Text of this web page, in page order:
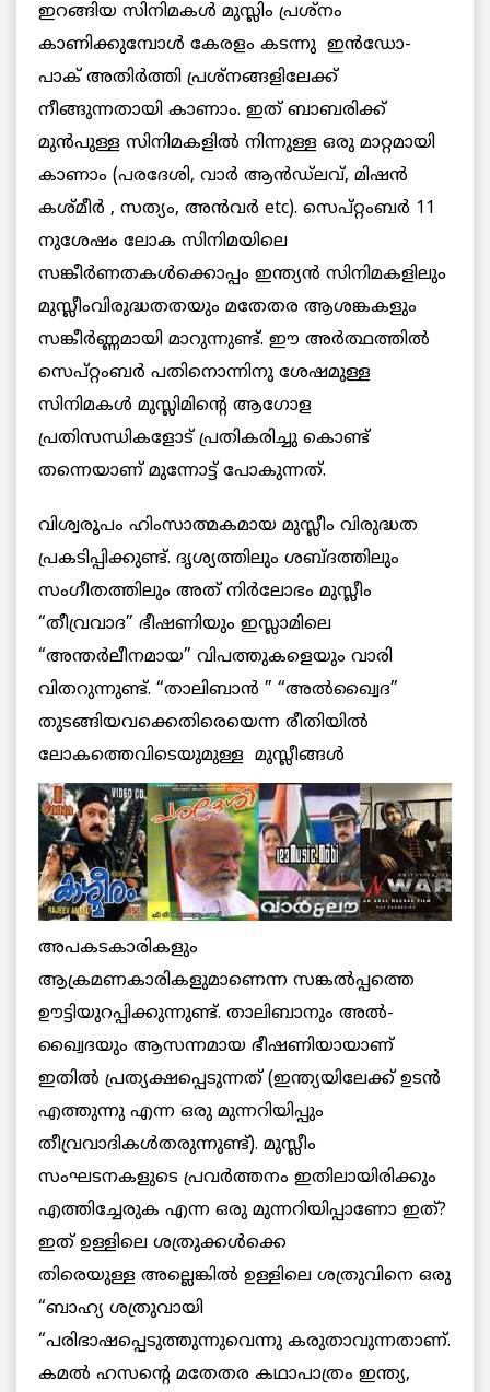
ഇറങ്ങിയ സിനിമകള്‍ മുസ്ലിം പ്രശ്നം
കാണിക്കുമ്പോള്‍ കേരളം കടന്നു ഇന്‍ഡോ-
പാക്‌ അതിര്‍ത്തി പ്രശ്നങ്ങളിലേക്ക്
നീങ്ങുന്നതായി കാണാം. ഇത് ബാബരിക്ക്
മുന്‍പുള്ള സിനിമകളില്‍ നിന്നുള്ള ഒരു മാറ്റമായി
കാണാം (പരദേശി, വാര്‍ ആന്‍ഡ്‌ലവ്, മിഷന്‍
കശ്മീര്‍ , സത്യം, അന്‍വര്‍ etc). സെപ്റ്റംബര്‍ 11
നുശേഷം ലോക സിനിമയിലെ
സങ്കീര്‍ണതകള്‍ക്കൊപ്പം ഇന്ത്യന്‍ സിനിമകളിലും
മുസ്ലീംവിരുദ്ധതതയും മതേതര ആശങ്കകളും
സങ്കീര്‍ണ്ണമായി മാറുന്നുണ്ട്. ഈ അര്‍ത്ഥത്തില്‍
സെപ്റ്റംബര്‍ പതിനൊന്നിനു ശേഷമുള്ള
സിനിമകള്‍ മുസ്ലിമിന്റെ ആഗോള
പ്രതിസന്ധികളോട് പ്രതികരിച്ചു കൊണ്ട്
തന്നെയാണ് മുന്നോട്ട് പോകുന്നത്.
വിശ്വരൂപം ഹിംസാത്മകമായ മുസ്ലീം വിരുദ്ധത
പ്രകടിപ്പിക്കുണ്ട്. ദൃശ്യത്തിലും ശബ്ദത്തിലും
സംഗീതത്തിലും അത് നിര്‍ലോഭം മുസ്ലീം
“തീവ്രവാദ” ഭീഷണിയും ഇസ്ലാമിലെ
“അന്തര്‍ലീനമായ” വിപത്തുകളെയും വാരി
വിതറുന്നുണ്ട്. “താലിബാന്‍ ” “അല്‍ഖ്വൈദ”
തുടങ്ങിയവക്കെതിരെയെന്ന രീതിയില്‍
ലോകത്തെവിടെയുമുള്ള മുസ്ലീങ്ങള്‍
അപകടകാരികളും
ആക്രമണകാരികളുമാണെന്ന സങ്കല്‍പ്പത്തെ
ഊട്ടിയുറപ്പിക്കുന്നുണ്ട്. താലിബാനും അല്‍-
ഖ്വൈദയും ആസന്നമായ ഭീഷണിയായാണ്
ഇതില്‍ പ്രത്യക്ഷപ്പെടുന്നത് (ഇന്ത്യയിലേക്ക് ഉടന്‍
എത്തുന്നു എന്ന ഒരു മുന്നറിയിപ്പും
തീവ്രവാദികള്‍തരുന്നുണ്ട്). മുസ്ലീം
സംഘടനകളുടെ പ്രവര്‍ത്തനം ഇതിലായിരിക്കും
എത്തിച്ചേരുക എന്ന ഒരു മുന്നറിയിപ്പാണോ ഇത്?
ഇത് ഉള്ളിലെ ശത്രുക്കള്‍ക്കെ
തിരെയുള്ള അല്ലെങ്കില്‍ ഉള്ളിലെ ശത്രുവിനെ ഒരു
“ബാഹ്യ ശത്രുവായി
“പരിഭാഷപ്പെടുത്തുന്നുവെന്നു കരുതാവുന്നതാണ്.
കമല്‍ ഹസന്റെ മതേതര കഥാപാത്രം ഇന്ത്യ,